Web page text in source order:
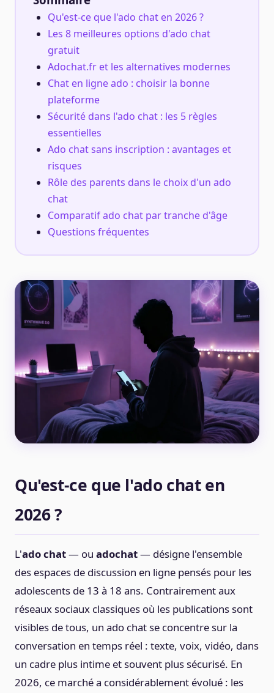
Qu'est-ce que l'ado chat en 2026 ?
Les 8 meilleures options d'ado chat
gratuit
Adochat.fr et les alternatives modernes
Chat en ligne ado : choisir la bonne
plateforme
Sécurité dans l'ado chat : les 5 règles
essentielles
Ado chat sans inscription : avantages et
risques
Rôle des parents dans le choix d'un ado
chat
Comparatif ado chat par tranche d'âge
Questions fréquentes
Qu'est-ce que l'ado chat en
2026 ?
L'ado chat— ou adochat— désigne l'ensemble
des espaces de discussion en ligne pensés pour les
adolescents de 13 à 18 ans. Contrairement aux
réseaux sociaux classiques où les publications sont
visibles de tous, un ado chat se concentre sur la
conversation en temps réel : texte, voix, vidéo, dans
un cadre plus intime et souvent plus sécurisé. En
2026, ce marché a considérablement évolué : les